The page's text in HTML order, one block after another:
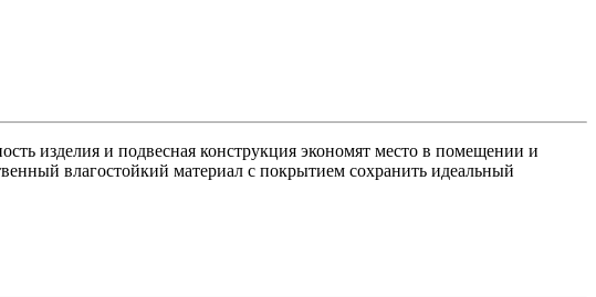
изделия и подвесная конструкция экономят место в помещении и
влагостойкий материал с покрытием сохранить идеальный